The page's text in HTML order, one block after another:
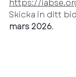
https://
Skicka in ditt
mars 2026.